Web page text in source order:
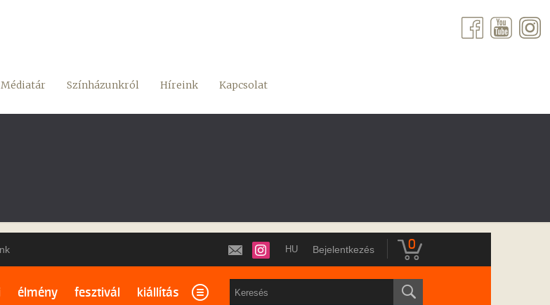
Médiatár Színházunkról Híreink Kapcsolat